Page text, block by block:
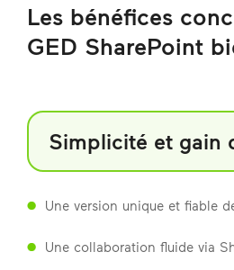
Les bénéfices
GED SharePoint
Simplicité et gain
Une version unique et fiable
Une collaboration fluide via